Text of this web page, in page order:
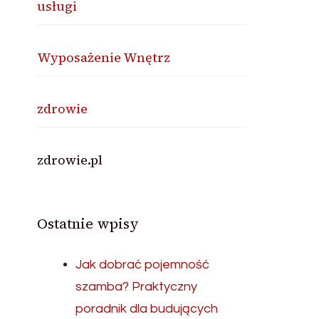
usługi
Wyposażenie Wnętrz
zdrowie
zdrowie.pl
Ostatnie wpisy
Jak dobrać pojemność
szamba? Praktyczny
poradnik dla budujących